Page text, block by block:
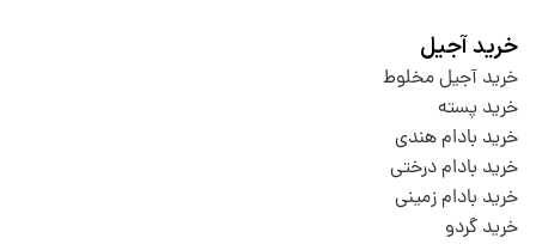
خرید آجیل
خرید آجیل مخلوط
خرید پسته
خرید بادام هندی
خرید بادام درختی
خرید بادام زمینی
خرید گردو